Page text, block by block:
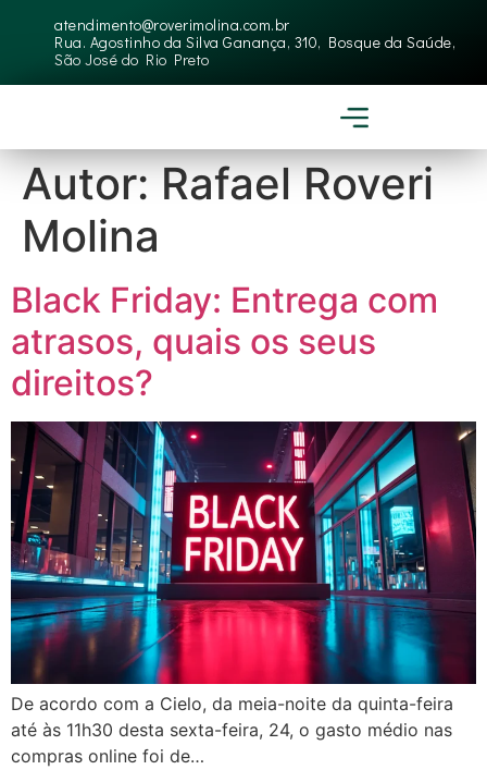
atendimento@roverimolina.com.br
Rua. Agostinho da Silva Ganança, 310, Bosque da Saúde,
São José do Rio Preto
Autor:Rafael Roveri
Molina
Black Friday: Entrega com
atrasos, quais os seus
direitos?
De acordo com a Cielo, da meia-noite da quinta-feira
até às 11h30 desta sexta-feira, 24, o gasto médio nas
compras online foi de…